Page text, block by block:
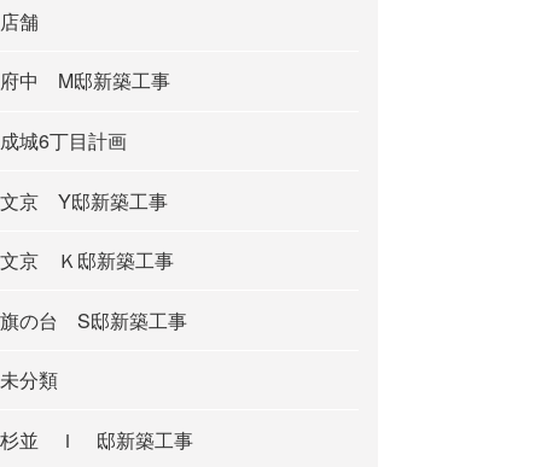
店舗
府中 M邸新築工事
成城6丁目計画
文京 Y邸新築工事
文京 Ｋ邸新築工事
旗の台 S邸新築工事
未分類
杉並 Ｉ 邸新築工事